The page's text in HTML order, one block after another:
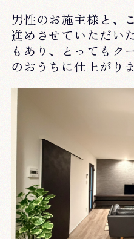
男性のお施主様と、
進めさせていただい
もあり、とってもク
のおうちに仕上がり